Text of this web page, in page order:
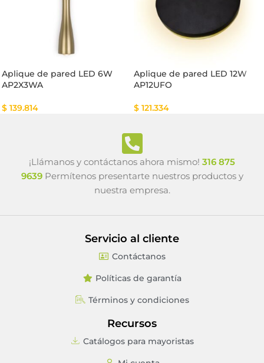
Aplique de pared LED 6W
AP2X3WA
$ 139.814
Aplique de pared LED 12W
AP12UFO
$ 121.334
¡Llámanos y contáctanos ahora mismo! 316 875
9639Permítenos presentarte nuestros productos y
nuestra empresa.
Servicio al cliente
Contáctanos
Políticas de garantía
Términos y condiciones
Recursos
Catálogos para mayoristas